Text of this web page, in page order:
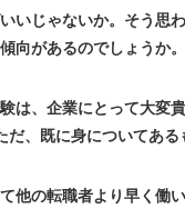
いじゃないか。そう思
向があるのでしょうか
は、企業にとって大変
、既に身についてあ
他の転職者より早く働